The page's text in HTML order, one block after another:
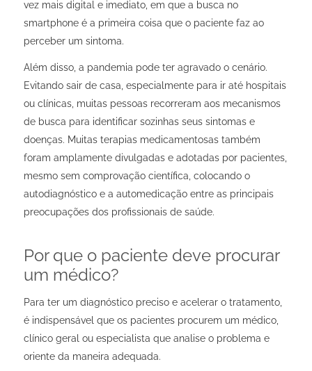
vez mais digital e imediato, em que a busca no
smartphone é a primeira coisa que o paciente faz ao
perceber um sintoma.
Além disso, a pandemia pode ter agravado o cenário.
Evitando sair de casa, especialmente para ir até hospitais
ou clínicas, muitas pessoas recorreram aos mecanismos
de busca para identificar sozinhas seus sintomas e
doenças. Muitas terapias medicamentosas também
foram amplamente divulgadas e adotadas por pacientes,
mesmo sem comprovação científica, colocando o
autodiagnóstico e a automedicação entre as principais
preocupações dos profissionais de saúde.
Por que o paciente deve procurar
um médico?
Para ter um diagnóstico preciso e acelerar o tratamento,
é indispensável que os pacientes procurem um médico,
clínico geral ou especialista que analise o problema e
oriente da maneira adequada.